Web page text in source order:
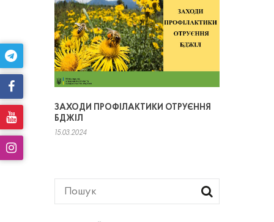
ЗАХОДИ ПРОФІЛАКТИКИ ОТРУЄННЯ
БДЖІЛ
15.03.2024